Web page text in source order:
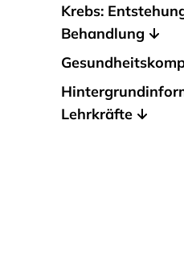
Krebs:
Behandlung
Lehrkräfte